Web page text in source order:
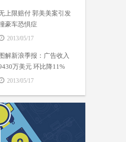
上限赔付 郭美美案引发
豪车恐惧症
2013/05/17
图解新浪季报：广告收入
万美元 环比降11%
2013/05/17